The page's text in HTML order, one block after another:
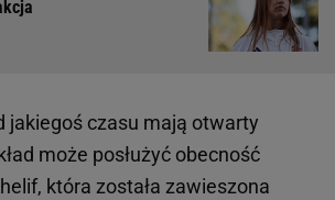
jakiegoś czasu mają otwarty
może posłużyć obecność
która została zawieszona